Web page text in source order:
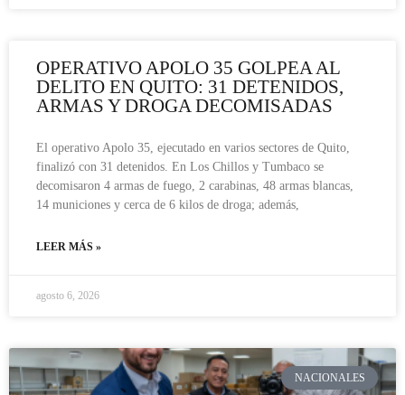
OPERATIVO APOLO 35 GOLPEA AL
DELITO EN QUITO: 31 DETENIDOS,
ARMAS Y DROGA DECOMISADAS
El operativo Apolo 35, ejecutado en varios sectores de Quito,
finalizó con 31 detenidos. En Los Chillos y Tumbaco se
decomisaron 4 armas de fuego, 2 carabinas, 48 armas blancas,
14 municiones y cerca de 6 kilos de droga; además,
LEER MÁS »
agosto 6, 2026
NACIONALES